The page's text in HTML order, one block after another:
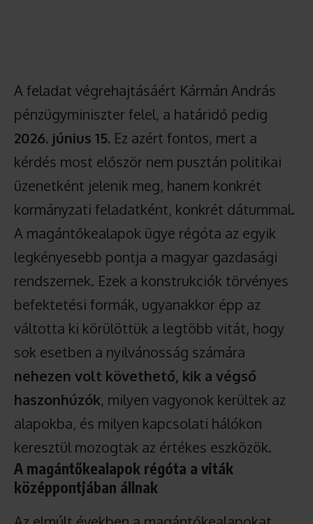
A feladat végrehajtásáért Kármán András
pénzügyminiszter felel, a határidő pedig
2026. június 15. Ez azért fontos, mert a
kérdés most először nem pusztán politikai
üzenetként jelenik meg, hanem konkrét
kormányzati feladatként, konkrét dátummal.
A magántőkealapok ügye régóta az egyik
legkényesebb pontja a magyar gazdasági
rendszernek. Ezek a konstrukciók törvényes
befektetési formák, ugyanakkor épp az
váltotta ki körülöttük a legtöbb vitát, hogy
sok esetben a nyilvánosság számára
nehezen volt követhető, kik a végső
haszonhúzók, milyen vagyonok kerültek az
alapokba, és milyen kapcsolati hálókon
keresztül mozogtak az értékes eszközök.
A magántőkealapok régóta a viták
középpontjában állnak